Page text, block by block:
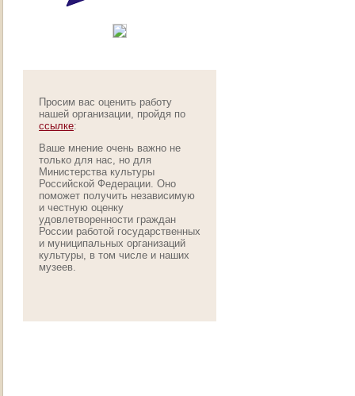
Просим вас оценить работу
нашей организации, пройдя по
ссылке:
Ваше мнение очень важно не
только для нас, но для
Министерства культуры
Российской Федерации. Оно
поможет получить независимую
и честную оценку
удовлетворенности граждан
России работой государственных
и муниципальных организаций
культуры, в том числе и наших
музеев.